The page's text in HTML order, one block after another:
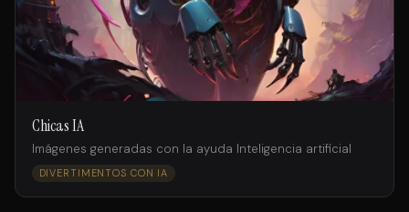
Chicas IA
Imágenes generadas con la ayuda Inteligencia artificial
DIVERTIMENTOS CON IA